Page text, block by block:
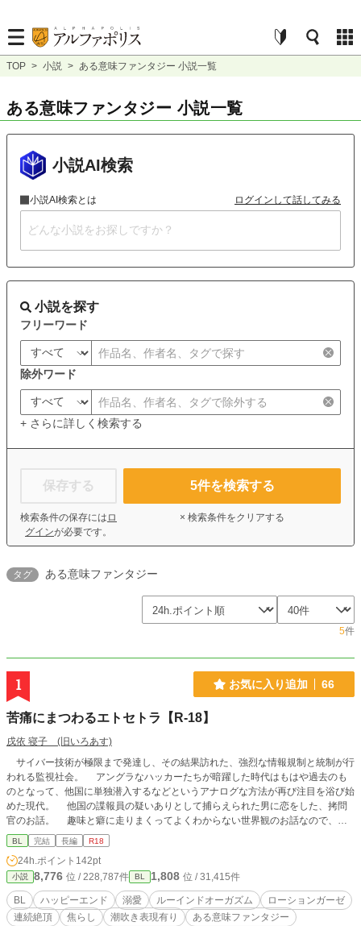
TOP > 小説 > ある意味ファンタジー 小説一覧
ある意味ファンタジー 小説一覧
小説AI検索
小説AI検索とは ログインして話してみる
小説を探す
フリーワード
除外ワード
+ さらに詳しく検索する
保存する
検索条件の保存には ロ
グインが必要です。
5件を検索する
× 検索条件をクリアする
タグ ある意味ファンタジー
5件
1 お気に入り追加 66
苦痛にまつわるエトセトラ【R-18】
戌依 寝子 (旧いろあす)
サイバー技術が極限まで発達し、その結果訪れた、強烈な情報規制と統制が行
われる監視社会。 アングラなハッカーたちが暗躍した時代はもはや過去のも
のとなって、他国に単独潜入するなどというアナログな方法が再び注目を浴び始
めた現代。 他国の諜報員の疑いありとして捕らえられた男に恋をした、拷問
官のお話。 趣味と癖に走りまくってよくわからない世界観のお話なので、細
かいことは気にせずなんとなぁく読んでいただければと思います。 特定の国
を連想させるような描写についてはフィクションなので見逃してくださいね。
別で連載中の短編集に投稿したものを長編として再度連載する作品です。短編
として急ぎ足で完結まで走った部分が改筆される可能性があります。 完結後に
短編集では載せれなかったおまけが少しだけあるよ。 再連載ということで、1日
2話更新でサクサク進めます。 ノスタルジックな拷問シーン(血は出ない)と痛
みに対する描写があるので、痛いのが苦手な方はご注意ください。 最高のハ
BL 完結 長編 R18
24h.ポイント 142pt
小説 8,776 位 / 228,787件 BL 1,808 位 / 31,415件
BL ハッピーエンド 溺愛 ルーインドオーガズム
ローションガーゼ
連続絶頂
焦らし 潮吹き表現有り ある意味ファンタジー